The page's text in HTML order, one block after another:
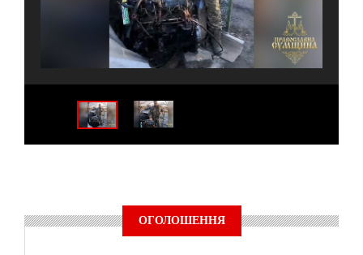
ОГОЛОШЕННЯ